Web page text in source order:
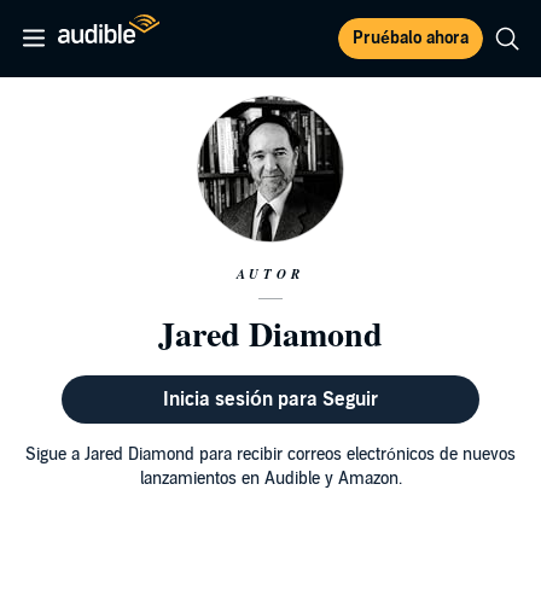
Pruébalo ahora
AUTOR
Jared Diamond
Inicia sesión para Seguir
Sigue a Jared Diamond para recibir correos electrónicos de nuevos
lanzamientos en Audible y Amazon.